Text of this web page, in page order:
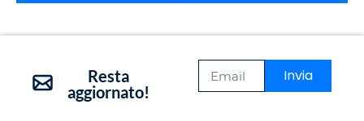
Resta
aggiornato!
Invia